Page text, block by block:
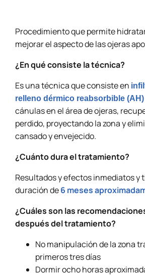
Procedimiento que permite
mejorar el aspecto de las ojeras
¿En qué consiste la técnica?
Es una técnica que consiste en
relleno dérmico reabsorbible (AH)
cánulas en el área de ojeras,
perdido, proyectando la zona y
cansado y envejecido.
¿Cuánto dura el tratamiento?
Resultados y efectos inmediatos y
duración de6 meses
¿Cuáles son las
después del tratamiento?
No manipulación de la zona
primeros tres días
Dormir ocho horas